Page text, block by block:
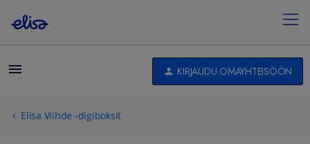
KIRJAUDU OMAYHTEISÖÖN
Elisa Viihde -digiboksit